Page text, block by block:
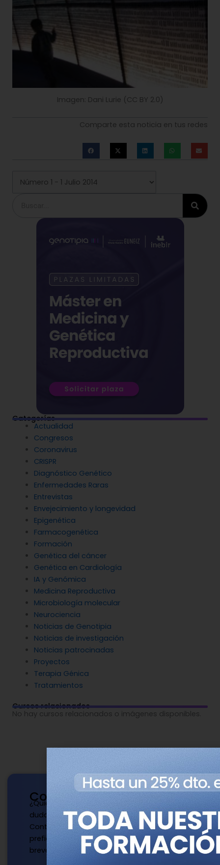
Imagen: Dani Lurie (CC BY 2.0)
Comparte esta noticia en tus redes
Categorías
Actualidad
Congresos
Coronavirus
CRISPR
Diagnóstico Genético
Enfermedades Raras
Entrevistas
Envejecimiento y longevidad
Epigenética
Farmacogenética
Formación
Genética del cáncer
Genética en Cardiología
IA y Genómica
Medicina Reproductiva
Microbiología molecular
Neurociencia
Noticias de Genotipia
Noticias de investigación
Noticias patrocinadas
Proyectos
Terapia Génica
Tratamientos
Cursos relacionados
No hay cursos relacionados o imágenes disponibles.
Contacto
¿Quieres publicar con nosotros? ¿Tienes
dudas?
Contacta con nosotros de la manera que
prefieras y te responderemos a la mayor
brevedad.